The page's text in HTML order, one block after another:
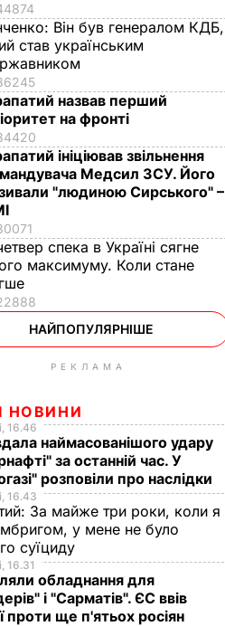
Він був генералом КДБ,
став українським
назвав перший
на фронті
ініціював звільнення
Медсил ЗСУ. Його
"людиною Сирського" –
спека в Україні сягне
максимуму. Коли стане
НАЙПОПУЛЯРНІШЕ
РЕКЛАМА
НОВИНИ
16.46
наймасованішого удару
за останній час. У
розповіли про наслідки
16.43
За майже три роки, коли я
у мене не було
суїциду
16.31
обладнання для
і "Сарматів". ЄС ввів
проти ще п'ятьох росіян